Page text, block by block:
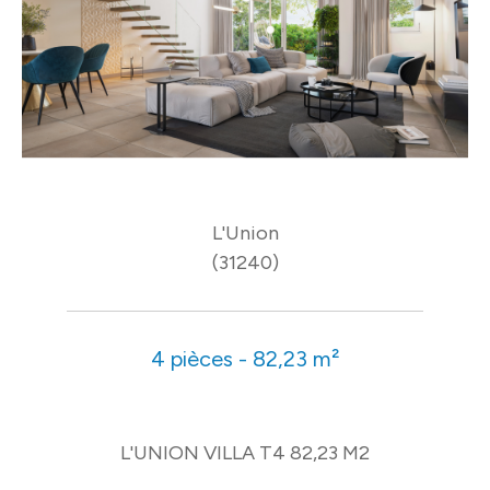
L'Union
(31240)
4 pièces - 82,23 m²
L'UNION VILLA T4 82,23 M2